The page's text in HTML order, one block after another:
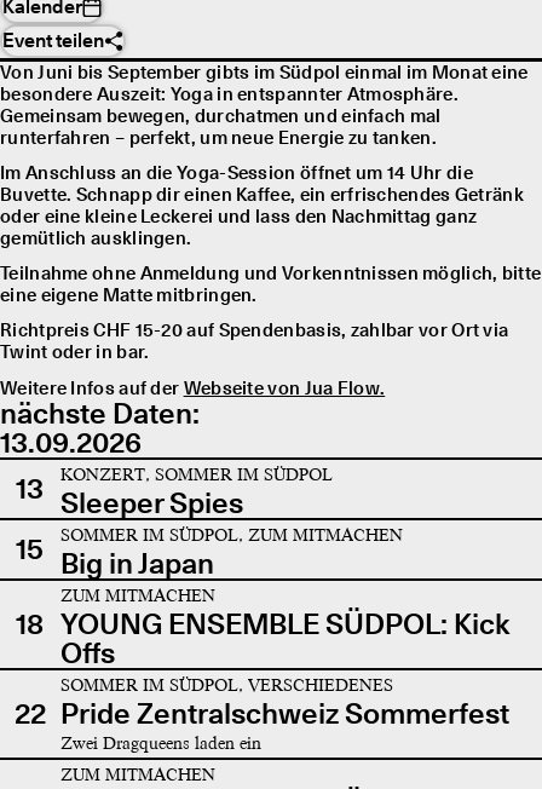
Kalender
Event teilen
Von Juni bis September gibts im Südpol einmal im Monat eine
besondere Auszeit: Yoga in entspannter Atmosphäre.
Gemeinsam bewegen, durchatmen und einfach mal
runterfahren – perfekt, um neue Energie zu tanken.
Im Anschluss an die Yoga-Session öffnet um 14 Uhr die
Buvette. Schnapp dir einen Kaffee, ein erfrischendes Getränk
oder eine kleine Leckerei und lass den Nachmittag ganz
gemütlich ausklingen.
Teilnahme ohne Anmeldung und Vorkenntnissen möglich, bitte
eine eigene Matte mitbringen.
Richtpreis CHF 15-20 auf Spendenbasis, zahlbar vor Ort via
Twint oder in bar.
Weitere Infos auf der Webseite von Jua Flow.
nächste Daten:
13.09.2026
13
KONZERT, SOMMER IM SÜDPOL
Sleeper Spies
15
SOMMER IM SÜDPOL, ZUM MITMACHEN
Big in Japan
18
ZUM MITMACHEN
YOUNG ENSEMBLE SÜDPOL: Kick
Offs
22
SOMMER IM SÜDPOL, VERSCHIEDENES
Pride Zentralschweiz Sommerfest
Zwei Dragqueens laden ein
ZUM MITMACHEN